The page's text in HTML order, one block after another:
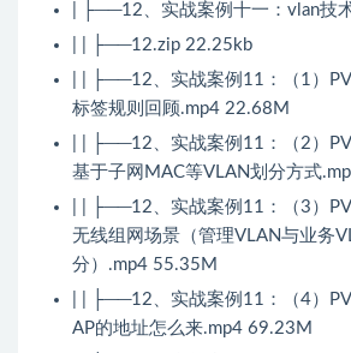
| ├──12、实战案例十一：vlan技
| | ├──12.zip 22.25kb
| | ├──12、实战案例11：（1）
标签规则回顾.mp4 22.68M
| | ├──12、实战案例11：（2）
基于子网MAC等VLAN划分方式
| | ├──12、实战案例11：（3）
无线组网场景（管理VLAN与业务
分）.mp4 55.35M
| | ├──12、实战案例11：（4）
AP的地址怎么来.mp4 69.23M